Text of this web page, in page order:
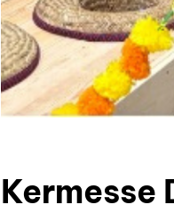
Kermesse